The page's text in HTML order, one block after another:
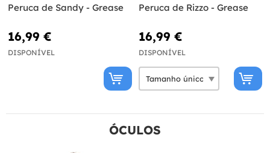
Peruca de Sandy - Grease
16,99 €
DISPONÍVEL
Peruca de Rizzo - Grease
16,99 €
DISPONÍVEL
ÓCULOS